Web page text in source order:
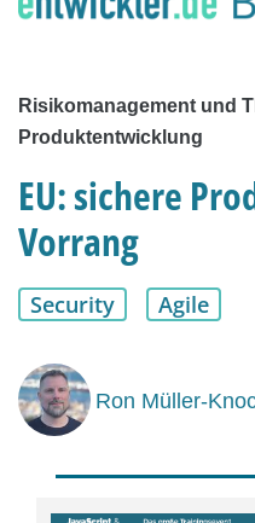
Risikomanagement und
Produktentwicklung
EU: sichere
Vorrang
Security Agile
Ron Müller-